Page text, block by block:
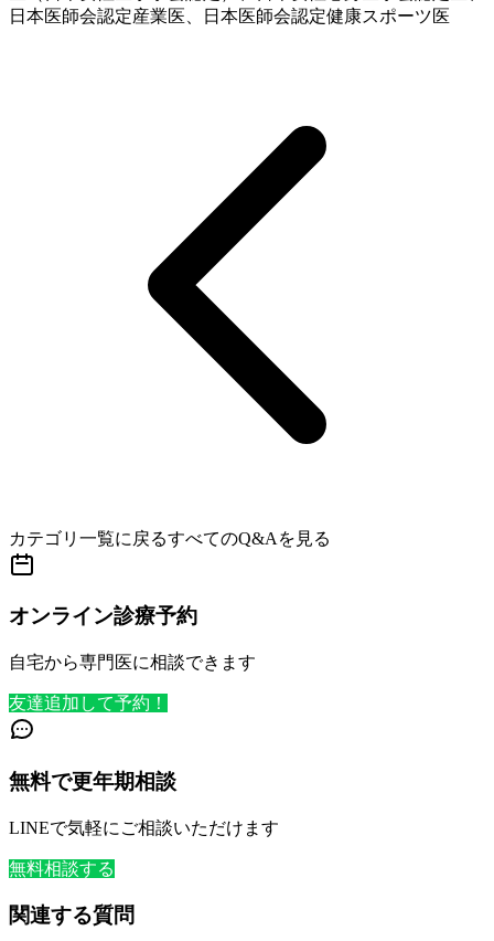
日本医師会認定産業医、日本医師会認定健康スポーツ医
カテゴリ一覧に戻るすべてのQ&Aを見る
オンライン診療予約
自宅から専門医に相談できます
友達追加して予約！
無料で更年期相談
LINEで気軽にご相談いただけます
無料相談する
関連する質問